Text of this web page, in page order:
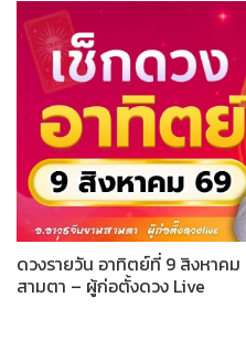
ดวงรายวัน อาทิตย์ที่ 9 สิงหาค
สามตา – ผู้ก่อตั้งดวง Live